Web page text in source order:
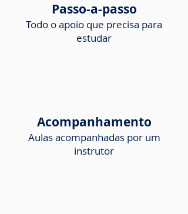
Passo-a-passo
Todo o apoio que precisa para
estudar
Acompanhamento
Aulas acompanhadas por um
instrutor